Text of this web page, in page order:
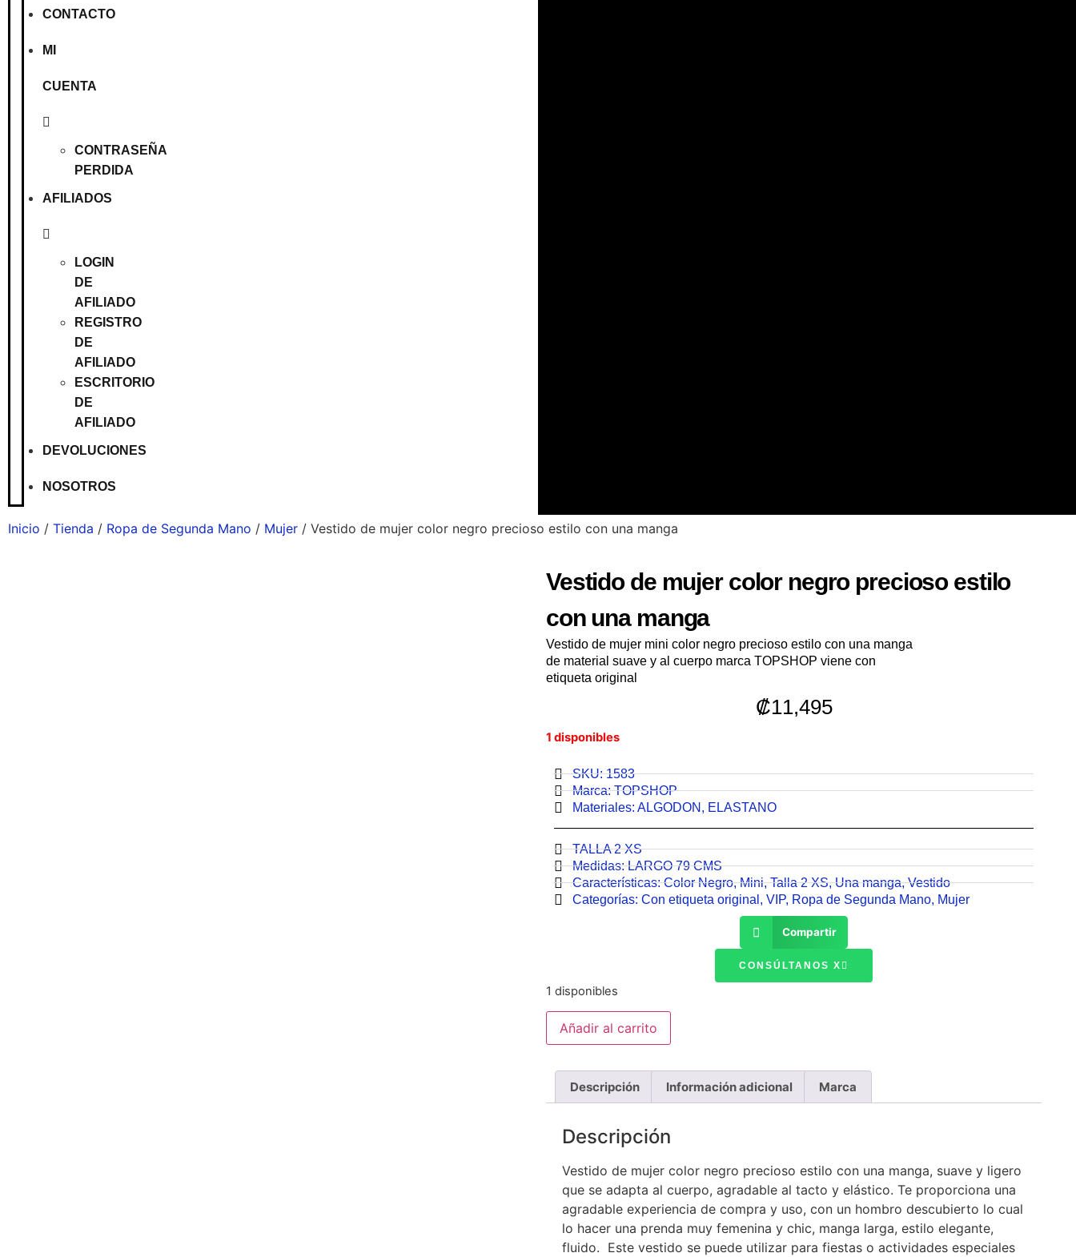
CONTACTO
MI
CUENTA
CONTRASEÑA
PERDIDA
AFILIADOS
LOGIN
DE
AFILIADO
REGISTRO
DE
AFILIADO
ESCRITORIO
DE
AFILIADO
DEVOLUCIONES
NOSOTROS
Inicio / Tienda / Ropa de Segunda Mano / Mujer / Vestido de mujer color negro precioso estilo con una manga
Vestido de mujer color negro precioso estilo
con una manga
Vestido de mujer mini color negro precioso estilo con una manga
de material suave y al cuerpo marca TOPSHOP viene con
etiqueta original
₡11,495
1 disponibles
SKU: 1583
Marca:TOPSHOP
Materiales: ALGODON , ELASTANO
TALLA 2 XS
Medidas:LARGO 79 CMS
Características:Color Negro,Mini,Talla 2 XS,Una manga,Vestido
Categorías: Con etiqueta original , VIP, Ropa de Segunda Mano, Mujer
Compartir
CONSÚLTANOS X
1 disponibles
Añadir al carrito
Descripción Información adicional Marca
Descripción
Vestido de mujer color negro precioso estilo con una manga, suave y ligero
que se adapta al cuerpo, agradable al tacto y elástico. Te proporciona una
agradable experiencia de compra y uso, con un hombro descubierto lo cual
lo hacer una prenda muy femenina y chic, manga larga, estilo elegante,
fluido. Este vestido se puede utilizar para fiestas o actividades especiales